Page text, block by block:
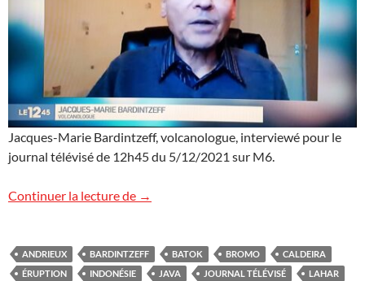
Jacques-Marie Bardintzeff, volcanologue, interviewé pour le
journal télévisé de 12h45 du 5/12/2021 sur M6.
Continuer la lecture de L’éruption meurtrière du Semeru sur M6
→
ANDRIEUX BARDINTZEFF BATOK BROMO
CALDEIRA
ÉRUPTION
INDONÉSIE JAVA JOURNAL TÉLÉVISÉ
LAHAR